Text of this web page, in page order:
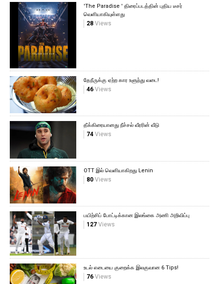
'The Paradise ' திரைப்படத்தின் புதிய டீசர்
வெளியாகியுள்ளது
28Views
தேநீருக்கு ஏற்ற கார உளுந்து வடை!
46Views
தீக்கிரையானது நீச்சல் வீரரின் வீடு
74Views
OTT இல் வெளியாகிறது Lenin
80Views
பயிற்சிப் போட்டிக்கான இலங்கை அணி அறிவிப்பு
127Views
உடல் எடையை குறைக்க இலகுவான 6 Tips!
76Views